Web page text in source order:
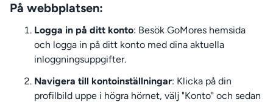
På webbplatsen:
Logga in på ditt konto: Besök GoMores hemsida
och logga in på ditt konto med dina aktuella
inloggningsuppgifter.
Navigera till kontoinställningar: Klicka på din
profilbild uppe i högra hörnet, välj "Konto" och sedan